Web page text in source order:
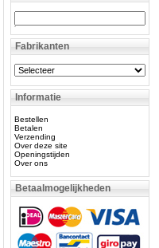
Fabrikanten
Informatie
Bestellen
Betalen
Verzending
Over deze site
Openingstijden
Over ons
Betaalmogelijkheden